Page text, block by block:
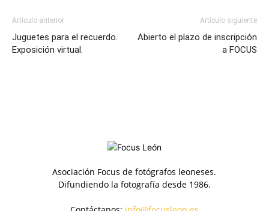
Artículo anterior
Juguetes para el recuerdo.
Exposición virtual.
Artículo siguiente
Abierto el plazo de inscripción
a FOCUS
Asociación Focus de fotógrafos leoneses.
Difundiendo la fotografía desde 1986.